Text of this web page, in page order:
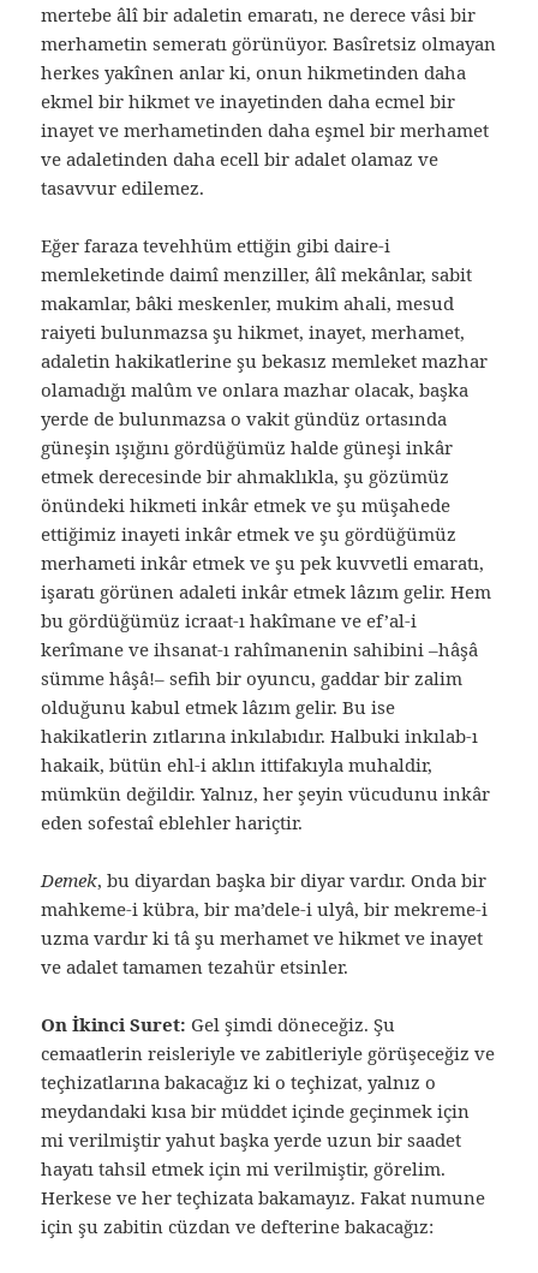
mertebe âlî bir adaletin emaratı, ne derece vâsi bir
merhametin semeratı görünüyor. Basîretsiz olmayan
herkes yakînen anlar ki, onun hikmetinden daha
ekmel bir hikmet ve inayetinden daha ecmel bir
inayet ve merhametinden daha eşmel bir merhamet
ve adaletinden daha ecell bir adalet olamaz ve
tasavvur edilemez.
Eğer faraza tevehhüm ettiğin gibi daire-i
memleketinde daimî menziller, âlî mekânlar, sabit
makamlar, bâki meskenler, mukim ahali, mesud
raiyeti bulunmazsa şu hikmet, inayet, merhamet,
adaletin hakikatlerine şu bekasız memleket mazhar
olamadığı malûm ve onlara mazhar olacak, başka
yerde de bulunmazsa o vakit gündüz ortasında
güneşin ışığını gördüğümüz halde güneşi inkâr
etmek derecesinde bir ahmaklıkla, şu gözümüz
önündeki hikmeti inkâr etmek ve şu müşahede
ettiğimiz inayeti inkâr etmek ve şu gördüğümüz
merhameti inkâr etmek ve şu pek kuvvetli emaratı,
işaratı görünen adaleti inkâr etmek lâzım gelir. Hem
bu gördüğümüz icraat-ı hakîmane ve ef’al-i
kerîmane ve ihsanat-ı rahîmanenin sahibini –hâşâ
sümme hâşâ!– sefih bir oyuncu, gaddar bir zalim
olduğunu kabul etmek lâzım gelir. Bu ise
hakikatlerin zıtlarına inkılabıdır. Halbuki inkılab-ı
hakaik, bütün ehl-i aklın ittifakıyla muhaldir,
mümkün değildir. Yalnız, her şeyin vücudunu inkâr
eden sofestaî eblehler hariçtir.
Demek, bu diyardan başka bir diyar vardır. Onda bir
mahkeme-i kübra, bir ma’dele-i ulyâ, bir mekreme-i
uzma vardır ki tâ şu merhamet ve hikmet ve inayet
ve adalet tamamen tezahür etsinler.
On İkinci Suret: Gel şimdi döneceğiz. Şu
cemaatlerin reisleriyle ve zabitleriyle görüşeceğiz ve
teçhizatlarına bakacağız ki o teçhizat, yalnız o
meydandaki kısa bir müddet içinde geçinmek için
mi verilmiştir yahut başka yerde uzun bir saadet
hayatı tahsil etmek için mi verilmiştir, görelim.
Herkese ve her teçhizata bakamayız. Fakat numune
için şu zabitin cüzdan ve defterine bakacağız: